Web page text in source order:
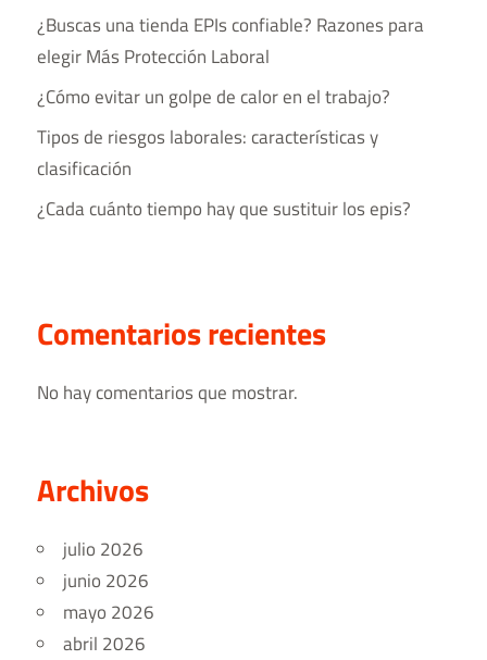
¿Buscas una tienda EPIs confiable? Razones para
elegir Más Protección Laboral
¿Cómo evitar un golpe de calor en el trabajo?
Tipos de riesgos laborales​: características y
clasificación
¿Cada cuánto tiempo hay que sustituir los epis?
Comentarios recientes
No hay comentarios que mostrar.
Archivos
julio 2026
junio 2026
mayo 2026
abril 2026